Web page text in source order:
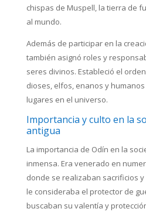
chispas de Muspell, la tierra de
al mundo.
Además de participar en la
también asignó roles y
seres divinos. Estableció el
dioses, elfos, enanos y
lugares en el universo.
Importancia y culto en la
antigua
La importancia de Odín en la
inmensa. Era venerado en
donde se realizaban sacrificios
le consideraba el protector de
buscaban su valentía y